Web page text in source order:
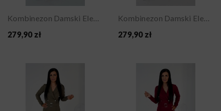
Kombinezon Damski Elegancki Gorsetowy Na Wesele...
279,90 zł
Kombinezon Damski Elegancki Gorsetowy Na Wesele...
279,90 zł